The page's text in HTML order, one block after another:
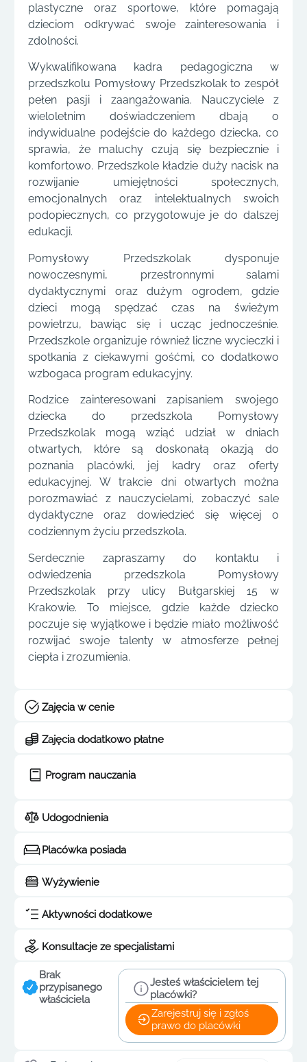
plastyczne oraz sportowe, które pomagają
dzieciom odkrywać swoje zainteresowania i
zdolności.
Wykwalifikowana kadra pedagogiczna w
przedszkolu Pomysłowy Przedszkolak to zespół
pełen pasji i zaangażowania. Nauczyciele z
wieloletnim doświadczeniem dbają o
indywidualne podejście do każdego dziecka, co
sprawia, że maluchy czują się bezpiecznie i
komfortowo. Przedszkole kładzie duży nacisk na
rozwijanie umiejętności społecznych,
emocjonalnych oraz intelektualnych swoich
podopiecznych, co przygotowuje je do dalszej
edukacji.
Pomysłowy Przedszkolak dysponuje
nowoczesnymi, przestronnymi salami
dydaktycznymi oraz dużym ogrodem, gdzie
dzieci mogą spędzać czas na świeżym
powietrzu, bawiąc się i ucząc jednocześnie.
Przedszkole organizuje również liczne wycieczki i
spotkania z ciekawymi gośćmi, co dodatkowo
wzbogaca program edukacyjny.
Rodzice zainteresowani zapisaniem swojego
dziecka do przedszkola Pomysłowy
Przedszkolak mogą wziąć udział w dniach
otwartych, które są doskonałą okazją do
poznania placówki, jej kadry oraz oferty
edukacyjnej. W trakcie dni otwartych można
porozmawiać z nauczycielami, zobaczyć sale
dydaktyczne oraz dowiedzieć się więcej o
codziennym życiu przedszkola.
Serdecznie zapraszamy do kontaktu i
odwiedzenia przedszkola Pomysłowy
Przedszkolak przy ulicy Bułgarskiej 15 w
Krakowie. To miejsce, gdzie każde dziecko
poczuje się wyjątkowe i będzie miało możliwość
rozwijać swoje talenty w atmosferze pełnej
ciepła i zrozumienia.
Zajęcia w cenie
Zajęcia dodatkowo płatne
Program nauczania
Udogodnienia
Placówka posiada
Wyżywienie
Aktywności dodatkowe
Konsultacje ze specjalistami
Brak
przypisanego
właściciela
Jesteś właścicielem tej
placówki?
Zarejestruj się i zgłoś
prawo do placówki